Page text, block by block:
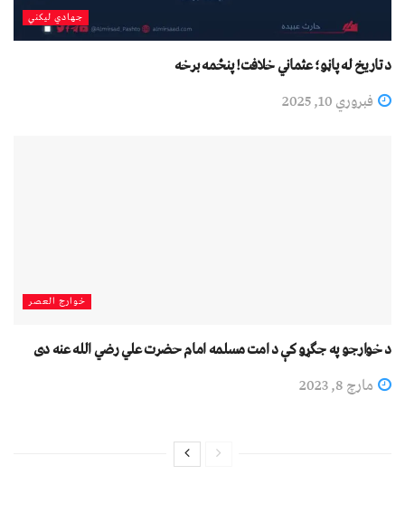
جهادي لیکني
د تاریخ له پاڼو؛ عثماني خلافت! پنځمه برخه
فبروري 10, 2025
خوارج العصر
د خوارجو په جګړو کې د امت مسلمه امام حضرت علي رضي الله عنه دی
مارچ 8, 2023